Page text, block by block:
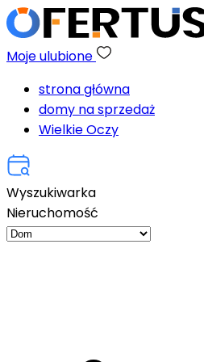
Moje ulubione
strona główna
domy na sprzedaż
Wielkie Oczy
Wyszukiwarka
Nieruchomość